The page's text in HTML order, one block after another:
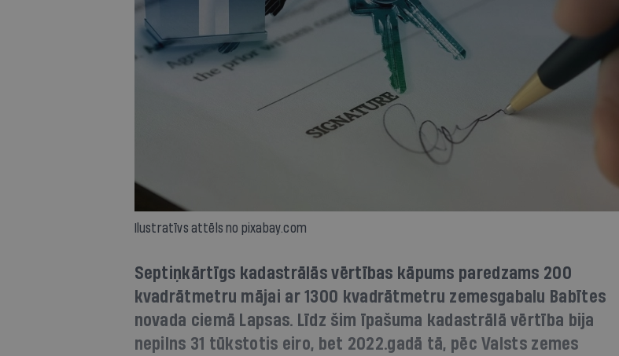
Ilustratīvs attēls no pixabay.com
Septiņkārtīgs kadastrālās vērtības kāpums paredzams 200
kvadrātmetru mājai ar 1300 kvadrātmetru zemesgabalu Babītes
novada ciemā Lapsas. Līdz šim īpašuma kadastrālā vērtība bija
nepilns 31 tūkstotis eiro, bet 2022.gadā tā, pēc Valsts zemes